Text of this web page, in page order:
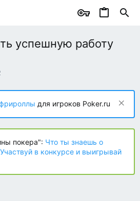
успешную работу
для игроков Poker.ru
покера": Что ты знаешь о
в конкурсе и выигрывай